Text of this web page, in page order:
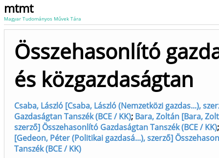
mtmt
Magyar Tudományos Művek Tára
Összehasonlító
és közgazdaságtan
Csaba, László [Csaba, László (Nemzetközi gazdas...),
Gazdaságtan Tanszék (BCE / KK); Bara, Zoltán [Bara,
szerző] Összehasonlító Gazdaságtan Tanszék (BCE / KK)
[Gedeon, Péter (Politikai gazdasá...), szerző]
Tanszék (BCE / KK)